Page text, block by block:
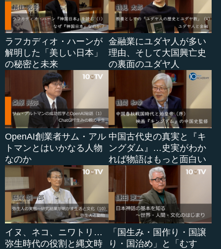
ラフカディオ・ハーンが
解明した「美しい日本」
の秘密と未来
金融業にユダヤ人が多い
理由、そして大国興亡史
の裏面のユダヤ人
OpenAI創業者サム・アル
トマンとはいかなる人物
なのか
中国古代史の真実と『キ
ングダム』…史実がわか
れば物語はもっと面白い
イヌ、ネコ、ニワトリ…
弥生時代の役割と縄文時
「国生み・国作り・国譲
り・国治め」と「むす